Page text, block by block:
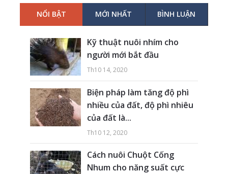
NỔI BẬT MỚI NHẤT BÌNH LUẬN
Kỹ thuật nuôi nhím cho
người mới bắt đầu
Th10 14, 2020
Biện pháp làm tăng độ phì
nhiều của đất, độ phì nhiêu
của đất là...
Th10 12, 2020
Cách nuôi Chuột Cống
Nhum cho năng suất cực